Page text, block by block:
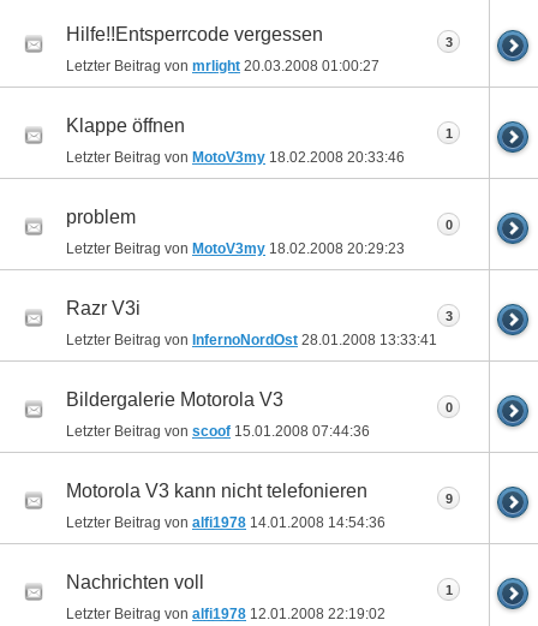
Hilfe!!Entsperrcode vergessen
Letzter Beitrag von mrlight 20.03.2008 01:00:27
3
Klappe öffnen
Letzter Beitrag von MotoV3my 18.02.2008 20:33:46
1
problem
Letzter Beitrag von MotoV3my 18.02.2008 20:29:23
0
Razr V3i
Letzter Beitrag von InfernoNordOst 28.01.2008 13:33:41
3
Bildergalerie Motorola V3
Letzter Beitrag von scoof 15.01.2008 07:44:36
0
Motorola V3 kann nicht telefonieren
Letzter Beitrag von alfi1978 14.01.2008 14:54:36
9
Nachrichten voll
Letzter Beitrag von alfi1978 12.01.2008 22:19:02
1